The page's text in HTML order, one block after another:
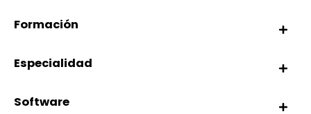
Formación
Especialidad
Software